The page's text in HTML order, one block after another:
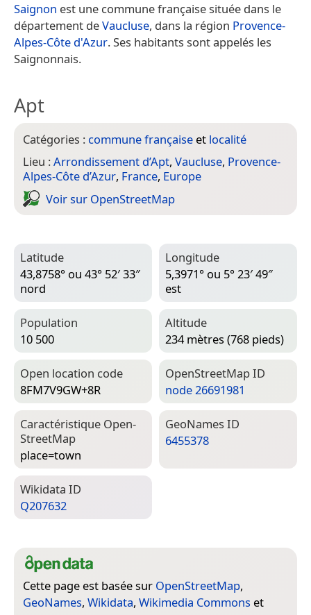
Saignon est une commune française située dans le
département deVaucluse, dans la région Provence-
Alpes-Côte d'Azur. Ses habitants sont appelés les
Saignonnais.
Apt
Catégories : commune française et localité
Lieu :Arrondissement d’Apt, Vaucluse, Provence-
Alpes-Côte d’Azur, France, Europe
Voir sur Open­Street­Map
Latitude
43,8758° ou 43° 52′ 33″
nord
Longitude
5,3971° ou 5° 23′ 49″
est
Population
10 500
Altitude
234 mètres (768 pieds)
Open location code
8FM7V9GW+8R
Open­Street­Map ID
node 26691981
Caractéristique Open­
Street­Map
place=­town
Geo­Names ID
6455378
Wiki­data ID
Q207632
Cette page est basée sur OpenStreetMap,
GeoNames, Wikidata, Wikimedia Commons et